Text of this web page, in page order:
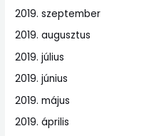
2019. szeptember
2019. augusztus
2019. július
2019. június
2019. május
2019. április